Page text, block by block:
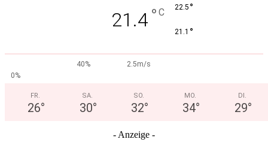
21.4 ° C 22.5 °
21.1 °
40%
2.5m/s
0%
FR.
26°
SA.
30°
SO.
32°
MO.
34°
DI.
29°
- Anzeige -